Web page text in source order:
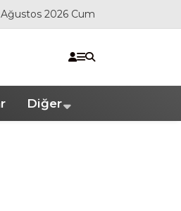
2026 Cum
Diğer